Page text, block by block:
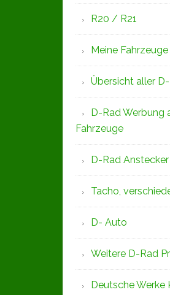
R20 / R21
Meine Fahrzeuge
Übersicht aller
D-Rad Werbung
Fahrzeuge
D-Rad Anstecker
Tacho,
D- Auto
Weitere D-Rad
Deutsche Werke